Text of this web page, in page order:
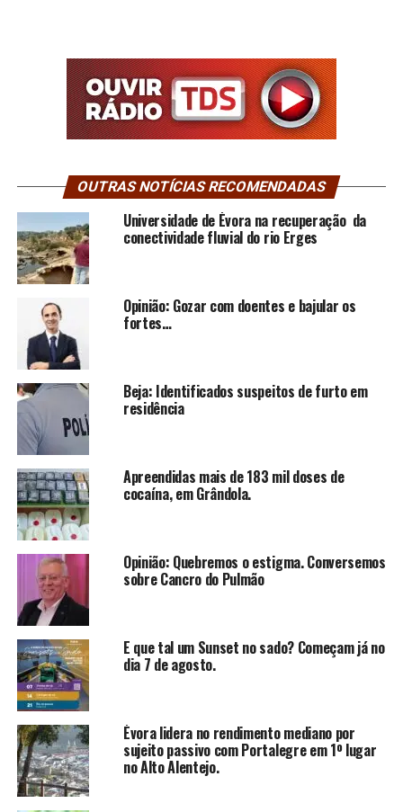
OUTRAS NOTÍCIAS RECOMENDADAS
Universidade de Évora na recuperação da
conectividade fluvial do rio Erges
Opinião: Gozar com doentes e bajular os
fortes…
Beja: Identificados suspeitos de furto em
residência
Apreendidas mais de 183 mil doses de
cocaína, em Grândola.
Opinião: Quebremos o estigma. Conversemos
sobre Cancro do Pulmão
E que tal um Sunset no sado? Começam já no
dia 7 de agosto.
Évora lidera no rendimento mediano por
sujeito passivo com Portalegre em 1º lugar
no Alto Alentejo.